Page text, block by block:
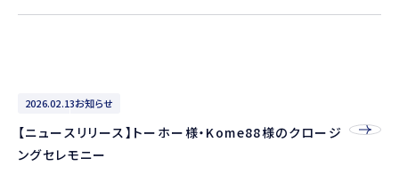
2026.02.13お知らせ
【ニュースリリース】トーホー様・Kome88様のクロージ
ングセレモニー